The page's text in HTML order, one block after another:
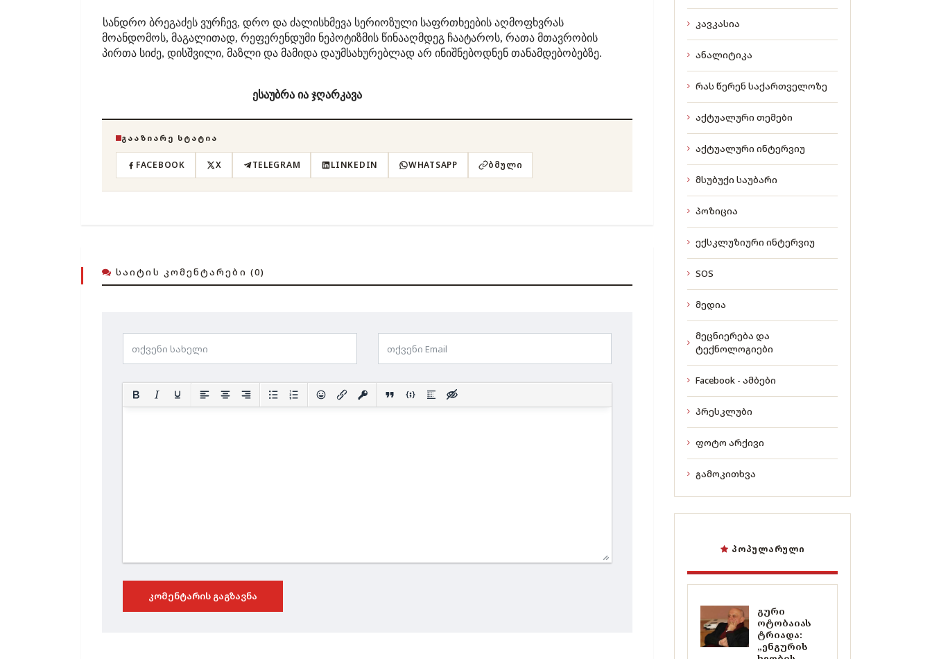
სანდრო ბრეგაძეს ვურჩევ, დრო და ძალისხმევა სერიოზული საფრთხეების აღმოფხვრას
მოანდომოს, მაგალითად, რეფერენდუმი ნეპოტიზმის წინააღმდეგ ჩაატაროს, რათა მთავრობის
პირთა სიძე, დისშვილი, მაზლი და მამიდა დაუმსახურებლად არ ინიშნებოდნენ თანამდებობებზე.
ესაუბრა ია ჯღარკავა
ᲒᲐᲐᲖᲘᲐᲠᲔ ᲡᲢᲐᲢᲘᲐ
FACEBOOK X TELEGRAM LINKEDIN WHATSAPP ᲑᲛᲣᲚᲘ
ᲡᲐᲘᲢᲘᲡ ᲙᲝᲛᲔᲜᲢᲐᲠᲔᲑᲘ (0)
ᲙᲝᲛᲔᲜᲢᲐᲠᲘᲡ ᲒᲐᲒᲖᲐᲕᲜᲐ
კავკასია
ანალიტიკა
რას წერენ საქართველოზე
აქტუალური თემები
აქტუალური ინტერვიუ
მსუბუქი საუბარი
პოზიცია
ექსკლუზიური ინტერვიუ
SOS
მედია
მეცნიერება და
ტექნოლოგიები
Facebook - ამბები
პრესკლუბი
ფოტო არქივი
გამოკითხვა
ᲞᲝᲞᲣᲚᲐᲠᲣᲚᲘ
გური
ოტობაიას
ტრიადა:
„ენგურის